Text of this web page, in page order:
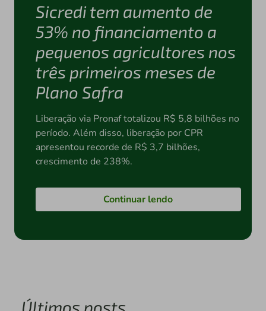
Sicredi tem aumento de
53% no financiamento a
pequenos agricultores nos
três primeiros meses de
Plano Safra
Liberação via Pronaf totalizou R$ 5,8 bilhões no
período. Além disso, liberação por CPR
apresentou recorde de R$ 3,7 bilhões,
crescimento de 238%.
Continuar lendo
Últimos posts